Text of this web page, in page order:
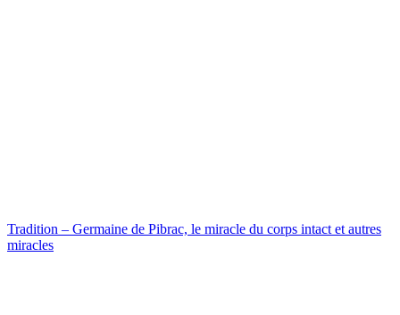
Tradition – Germaine de Pibrac, le miracle du corps intact et autres
miracles